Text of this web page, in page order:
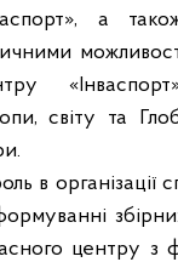
а
світу та
в організації
центру з